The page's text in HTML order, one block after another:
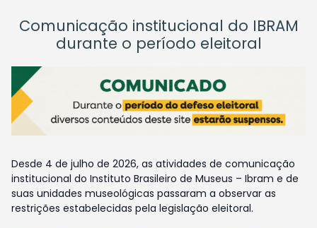
Comunicação institucional do IBRAM
durante o período eleitoral
Desde 4 de julho de 2026, as atividades de comunicação
institucional do Instituto Brasileiro de Museus – Ibram e de
suas unidades museológicas passaram a observar as
restrições estabelecidas pela legislação eleitoral.